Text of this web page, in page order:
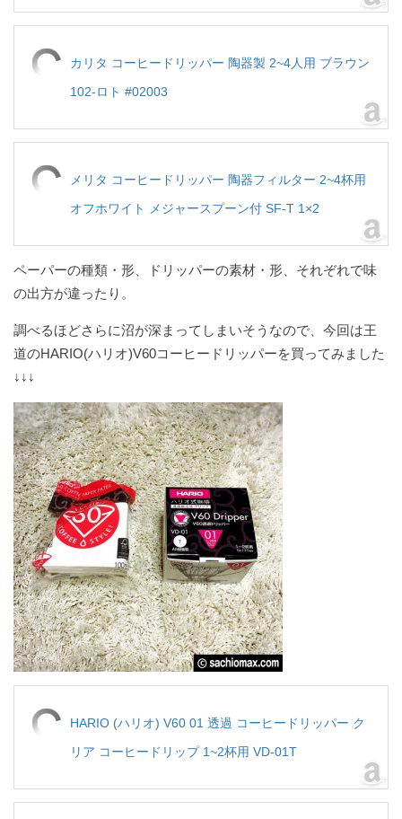
カリタ コーヒードリッパー 陶器製 2~4人用 ブラウン
102-ロト #02003
メリタ コーヒードリッパー 陶器フィルター 2~4杯用
オフホワイト メジャースプーン付 SF-T 1×2
ペーパーの種類・形、ドリッパーの素材・形、それぞれで味
の出方が違ったり。
調べるほどさらに沼が深まってしまいそうなので、今回は王
道のHARIO(ハリオ)V60コーヒードリッパーを買ってみました
↓↓↓
HARIO (ハリオ) V60 01 透過 コーヒードリッパー ク
リア コーヒードリップ 1~2杯用 VD-01T